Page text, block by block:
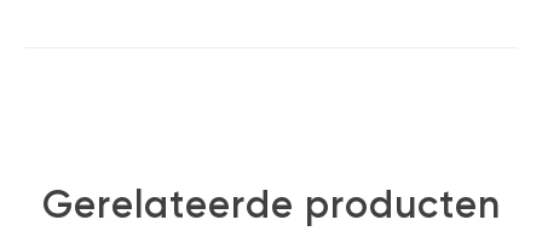
Gerelateerde producten